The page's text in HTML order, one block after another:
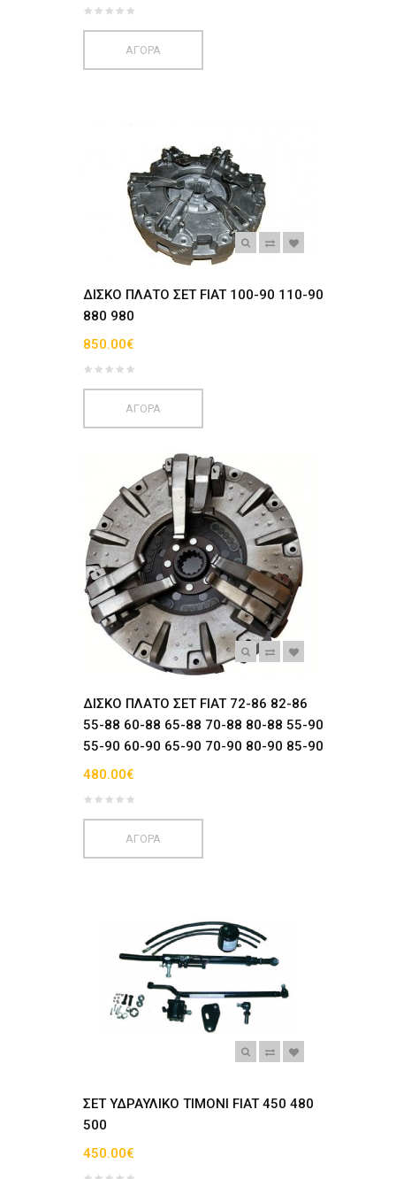
ΑΓΟΡΑ
ΔΙΣΚΟ ΠΛΑΤΟ ΣΕΤ FIAT 100-90 110-90
880 980
850.00€
ΑΓΟΡΑ
ΔΙΣΚΟ ΠΛΑΤΟ ΣΕΤ FIAT 72-86 82-86
55-88 60-88 65-88 70-88 80-88 55-90
55-90 60-90 65-90 70-90 80-90 85-90
480.00€
ΑΓΟΡΑ
ΣΕΤ ΥΔΡΑΥΛΙΚΟ ΤΙΜΟΝΙ FIAT 450 480
500
450.00€